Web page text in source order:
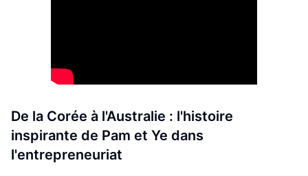
De la Corée à l'Australie : l'histoire
inspirante de Pam et Ye dans
l'entrepreneuriat